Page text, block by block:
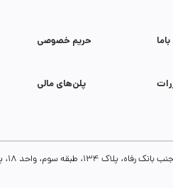
حریم خصوصی
پلن‌های مالی
سوم، واحد 18، پلت فرم مای لیست